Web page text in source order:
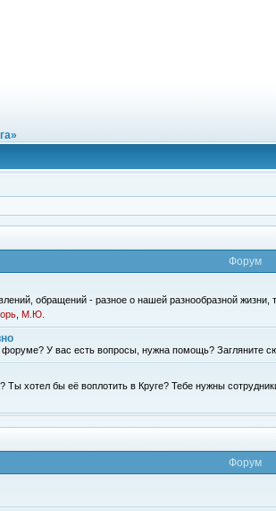
Форум
обращений - разное о нашей разнообразной жизни,
М.Ю.
У вас есть вопросы, нужна помощь? Загляните
Ты хотел бы её воплотить в Круге? Тебе нужны
Форум